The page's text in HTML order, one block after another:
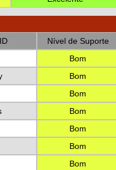
Nível de Suporte
Bom
Bom
Bom
Bom
Bom
Bom
Bom